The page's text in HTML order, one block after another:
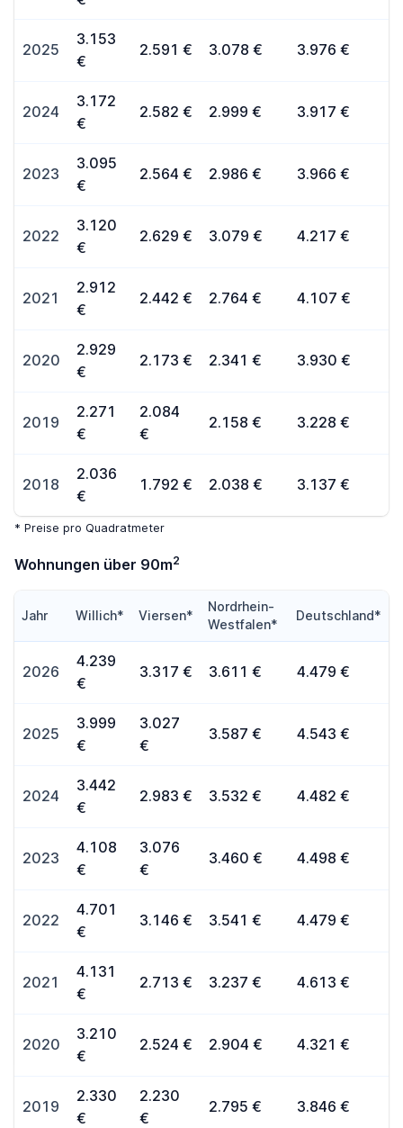
2025
3.153
€
2.591 € 3.078 € 3.976 €
2024
3.172
€
2.582 € 2.999 € 3.917 €
2023
3.095
€
2.564 € 2.986 € 3.966 €
2022
3.120
€
2.629 € 3.079 € 4.217 €
2021
2.912
€
2.442 € 2.764 € 4.107 €
2020
2.929
€
2.173 € 2.341 € 3.930 €
2019
2.271
€
2.084
€
2.158 € 3.228 €
2018
2.036
€
1.792 € 2.038 € 3.137 €
* Preise pro Quadratmeter
Wohnungen über 90m2
Jahr Willich* Viersen*
Nordrhein-
Westfalen*
Deutschland*
2026
4.239
€
3.317 € 3.611 € 4.479 €
2025
3.999
€
3.027
€
3.587 € 4.543 €
2024
3.442
€
2.983 € 3.532 € 4.482 €
2023
4.108
€
3.076
€
3.460 € 4.498 €
2022
4.701
€
3.146 € 3.541 € 4.479 €
2021
4.131
€
2.713 € 3.237 € 4.613 €
2020
3.210
€
2.524 € 2.904 € 4.321 €
2019
2.330
€
2.230
€
2.795 € 3.846 €